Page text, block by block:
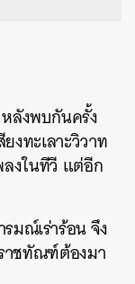
ลังพบกันครั้ง
งทะเลาะวิวาท
ลงในทีวี แต่อีก
มณ์เร่าร้อน จึง
าชทัณฑ์ต้องมา